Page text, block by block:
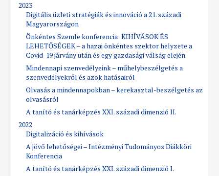
2023
Digitális üzleti stratégiák és innováció a 21. századi
Magyarországon
Önkéntes Szemle konferencia: KIHÍVÁSOK ÉS
LEHETŐSÉGEK – a hazai önkéntes szektor helyzete a
Covid-19 járvány után és egy gazdasági válság elején
Mindennapi szenvedélyeink – műhelybeszélgetés a
szenvedélyekről és azok hatásairól
Olvasás a mindennapokban – kerekasztal-beszélgetés az
olvasásról
A tanító és tanárképzés XXI. századi dimenzió II.
2022
Digitalizáció és kihívások
A jövő lehetőségei – Intézményi Tudományos Diákköri
Konferencia
A tanító és tanárképzés XXI. századi dimenzió I.